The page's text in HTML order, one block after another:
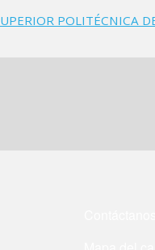
POLITÉCNICA